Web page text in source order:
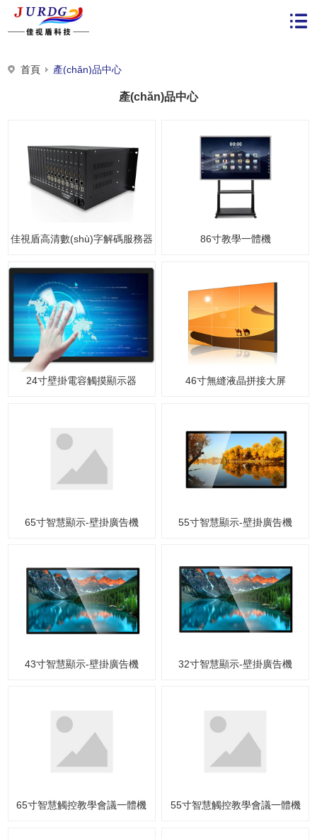
首頁 產(chǎn)品中心
產(chǎn)品中心
佳視盾高清數(shù)字解碼服務器 86寸教學一體機
24寸壁掛電容觸摸顯示器 46寸無縫液晶拼接大屏
65寸智慧顯示-壁掛廣告機 55寸智慧顯示-壁掛廣告機
43寸智慧顯示-壁掛廣告機 32寸智慧顯示-壁掛廣告機
65寸智慧觸控教學會議一體機 55寸智慧觸控教學會議一體機